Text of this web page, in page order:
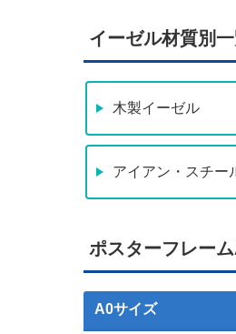
イーゼル材質別
木製イーゼル
アイアン・スチー
ポスターフレー
A0サイズ